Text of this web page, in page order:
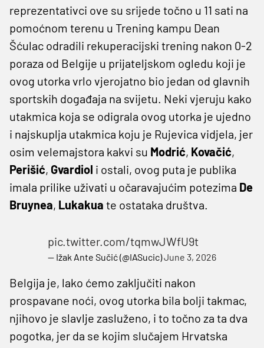
reprezentativci ove su srijede točno u 11 sati na
pomoćnom terenu u Trening kampu Dean
Šćulac odradili rekuperacijski trening nakon 0-2
poraza od Belgije u prijateljskom ogledu koji je
ovog utorka vrlo vjerojatno bio jedan od glavnih
sportskih događaja na svijetu. Neki vjeruju kako
utakmica koja se odigrala ovog utorka je ujedno
i najskuplja utakmica koju je Rujevica vidjela, jer
osim velemajstora kakvi su Modrić, Kovačić,
Perišić, Gvardiol i ostali, ovog puta je publika
imala prilike uživati u očaravajućim potezima De
Bruynea, Lukakua te ostataka društva.
pic.twitter.com/tqmwJWfU9t
— Ižak Ante Sučić (@IASucic)June 3, 2026
Belgija je, lako ćemo zaključiti nakon
prospavane noći, ovog utorka bila bolji takmac,
njihovo je slavlje zasluženo, i to točno za ta dva
pogotka, jer da se kojim slučajem Hrvatska